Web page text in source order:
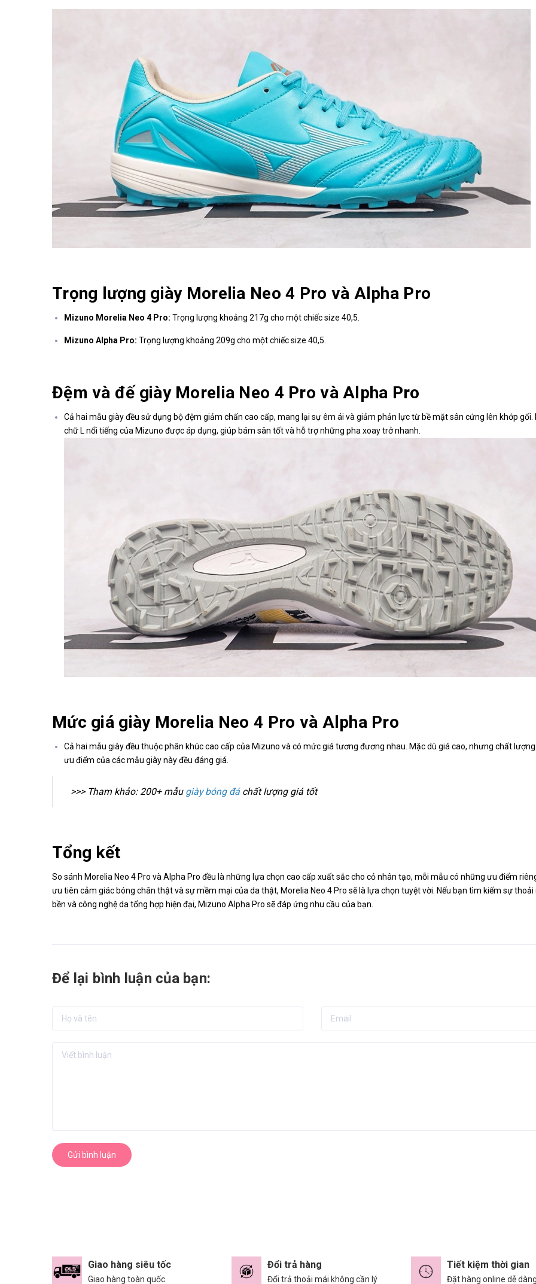
Trọng lượng giày Morelia Neo 4 Pro và Alpha Pro
Mizuno Morelia Neo 4 Pro: Trọng lượng khoảng 217g cho một chiếc size 40,5.
Mizuno Alpha Pro: Trọng lượng khoảng 209g cho một chiếc size 40,5.
Đệm và đế giày Morelia Neo 4 Pro và Alpha Pro
Cả hai mẫu giày đều sử dụng bộ đệm giảm chấn cao cấp, mang lại sự êm ái và giảm phản lực từ bề mặt sân cứng lên khớp gối.
chữ L nổi tiếng của Mizuno được áp dụng, giúp bám sân tốt và hỗ trợ những pha xoay trở nhanh.
Mức giá giày Morelia Neo 4 Pro và Alpha Pro
Cả hai mẫu giày đều thuộc phân khúc cao cấp của Mizuno và có mức giá tương đương nhau. Mặc dù giá cao, nhưng chất
ưu điểm của các mẫu giày này đều đáng giá.
>>> Tham khảo: 200+ mẫugiày bóng đá chất lượng giá tốt
Tổng kết
So sánh Morelia Neo 4 Pro và Alpha Pro đều là những lựa chọn cao cấp xuất sắc cho cỏ nhân tạo, mỗi mẫu có những ưu điểm
ưu tiên cảm giác bóng chân thật và sự mềm mại của da thật, Morelia Neo 4 Pro sẽ là lựa chọn tuyệt vời. Nếu bạn tìm kiếm sự thoải
bền và công nghệ da tổng hợp hiện đại, Mizuno Alpha Pro sẽ đáp ứng nhu cầu của bạn.
Để lại bình luận của bạn:
Gửi bình luận
Giao hàng siêu tốc
Giao hàng toàn quốc
Đổi trả hàng
Đổi trả thoải mái không cần lý
Tiết kiệm thời gian
Đặt hàng online dễ dàng